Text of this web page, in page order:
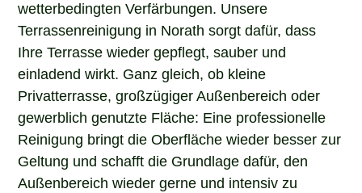
wetterbedingten Verfärbungen. Unsere
Terrassenreinigung in Norath sorgt dafür, dass
Ihre Terrasse wieder gepflegt, sauber und
einladend wirkt. Ganz gleich, ob kleine
Privatterrasse, großzügiger Außenbereich oder
gewerblich genutzte Fläche: Eine professionelle
Reinigung bringt die Oberfläche wieder besser zur
Geltung und schafft die Grundlage dafür, den
Außenbereich wieder gerne und intensiv zu